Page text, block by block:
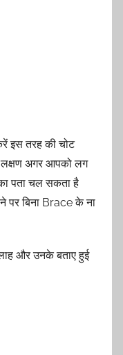
इस तरह की चोट
लक्षण अगर आपको लग
पता चल सकता है
पर बिना Brace के ना
और उनके बताए हुई